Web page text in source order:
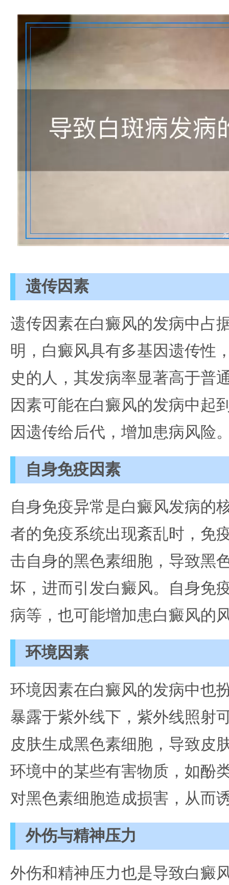
遗传因素
遗传因素在白癜风的发病中占
明，白癜风具有多基因遗传性
史的人，其发病率显著高于普
因素可能在白癜风的发病中起
因遗传给后代，增加患病风险
自身免疫因素
自身免疫异常是白癜风发病的
者的免疫系统出现紊乱时，免
击自身的黑色素细胞，导致黑
坏，进而引发白癜风。自身免
病等，也可能增加患白癜风的
环境因素
环境因素在白癜风的发病中也
暴露于紫外线下，紫外线照射
皮肤生成黑色素细胞，导致皮
环境中的某些有害物质，如酚
对黑色素细胞造成损害，从而
外伤与精神压力
外伤和精神压力也是导致白癜